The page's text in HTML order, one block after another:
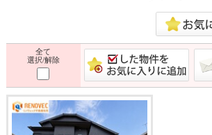
全て
選択/解除